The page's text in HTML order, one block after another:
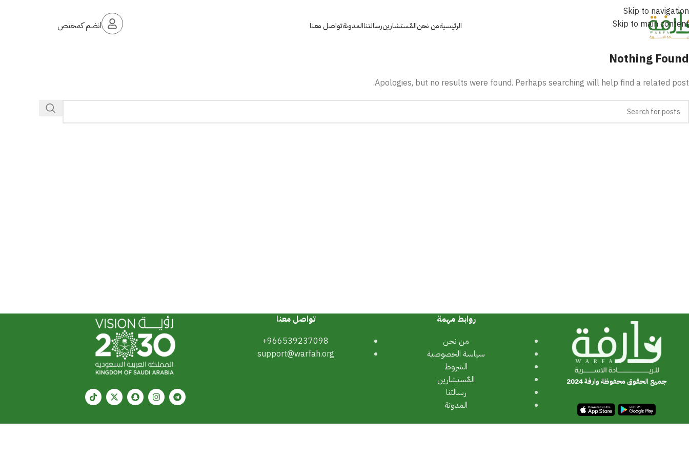
Skip to navigation
Skip to main content
الرئيسيةمن نحنالمٌستشارينرسالتناالمدونةتواصل معنا انضم كمختص
Nothing Found
Apologies, but no results were found. Perhaps searching will help find a related post.
جميع الحقوق محفوظة وارفة 2024
روابط مهمة
من نحن
سياسة الخصوصية
الشروط
المٌستشارين
رسالتنا
المدونة
تواصل معنا
966539237098+
support@warfah.org